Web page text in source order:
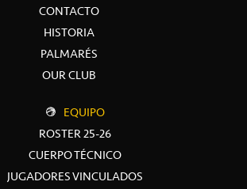
CONTACTO
HISTORIA
PALMARÉS
OUR CLUB
EQUIPO
ROSTER 25-26
CUERPO TÉCNICO
JUGADORES VINCULADOS